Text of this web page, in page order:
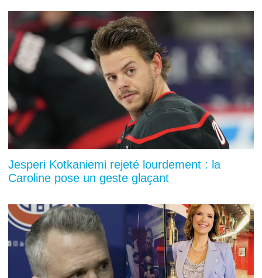
Jesperi Kotkaniemi rejeté lourdement : la
Caroline pose un geste glaçant